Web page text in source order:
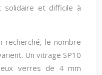
solidaire et difficile à
recherché, le nombre
Un vitrage SP10
verres de 4 mm